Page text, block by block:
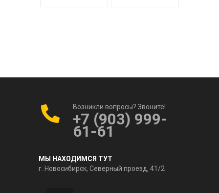
Возникли вопросы? Звоните!
+7 (903) 999-
61-61
МЫ НАХОДИМСЯ ТУТ
г. Новосибирск, Северный проезд, 41/2